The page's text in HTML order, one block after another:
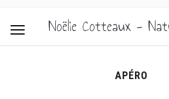
Noëlie Cotteaux -
APÉRO